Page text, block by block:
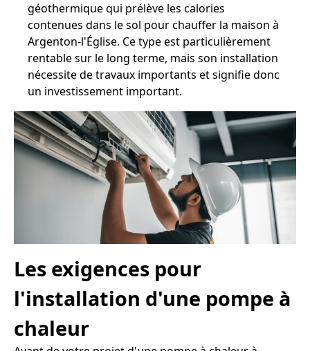
géothermique qui prélève les calories
contenues dans le sol pour chauffer la maison à
Argenton-l'Église. Ce type est particulièrement
rentable sur le long terme, mais son installation
nécessite de travaux importants et signifie donc
un investissement important.
Les exigences pour
l'installation d'une pompe à
chaleur